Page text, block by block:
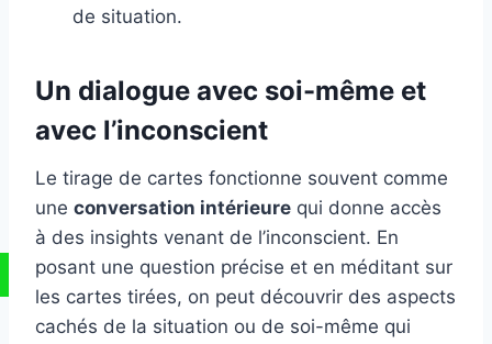
de situation.
Un dialogue avec soi-même et
avec l’inconscient
Le tirage de cartes fonctionne souvent comme
une conversation intérieure qui donne accès
à des insights venant de l’inconscient. En
posant une question précise et en méditant sur
les cartes tirées, on peut découvrir des aspects
cachés de la situation ou de soi-même qui